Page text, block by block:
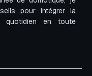
pour intégrer la
quotidien en toute